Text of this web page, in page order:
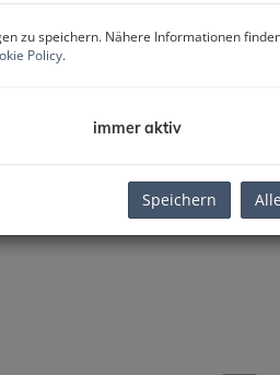
zu speichern. Nähere Informationen
Policy.
immer aktiv
Speichern